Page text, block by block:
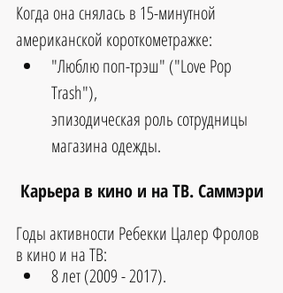
Когда она снялась в 15-минутной
американской короткометражке:
"Люблю поп-трэш" ("Love Pop
Trash"),
эпизодическая роль сотрудницы
магазина одежды.
Карьера в кино и на ТВ. Саммэри
Годы активности Ребекки Цалер Фролов
в кино и на ТВ:
8 лет (2009 - 2017).